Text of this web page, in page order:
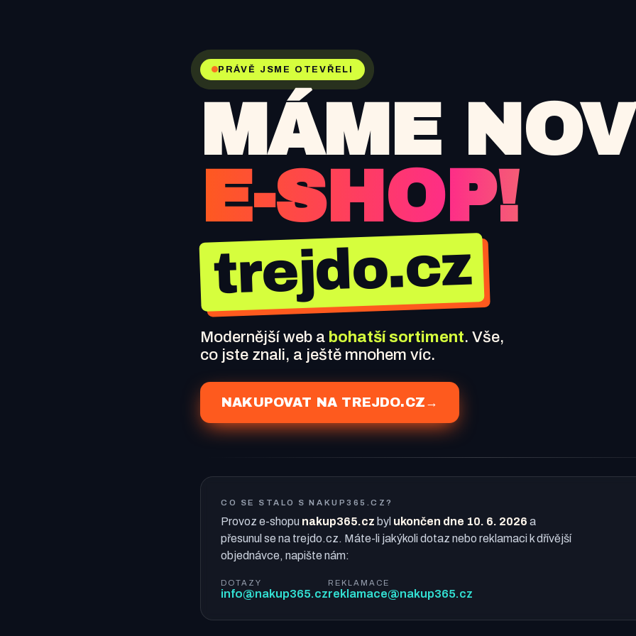
PRÁVĚ JSME OTEVŘELI
MÁME
E-SHOP!
trejdo.cz
Modernější web a bohatší sortiment. Vše,
co jste znali, a ještě mnohem víc.
NAKUPOVAT NA TREJDO.CZ →
CO SE STALO S NAKUP365.CZ?
Provoz e-shopu nakup365.cz byl ukončen dne 10. 6. 2026 a
přesunul se na trejdo.cz. Máte-li jakýkoli dotaz nebo reklamaci k dřívější
objednávce, napište nám:
DOTAZY
info@nakup365.cz
REKLAMACE
reklamace@nakup365.cz